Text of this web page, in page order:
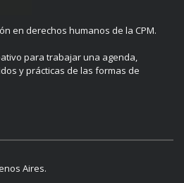
en derechos humanos de la CPM.
para trabajar una agenda,
y prácticas de las formas de
Aires.